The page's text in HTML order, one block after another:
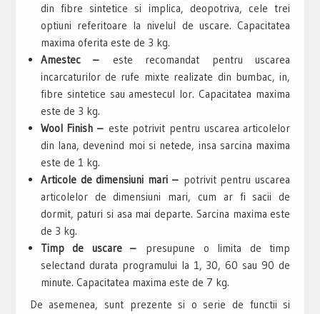
din fibre sintetice si implica, deopotriva, cele trei
optiuni referitoare la nivelul de uscare. Capacitatea
maxima oferita este de 3 kg.
Amestec – este recomandat pentru uscarea
incarcaturilor de rufe mixte realizate din bumbac, in,
fibre sintetice sau amestecul lor. Capacitatea maxima
este de 3 kg.
Wool Finish – este potrivit pentru uscarea articolelor
din lana, devenind moi si netede, insa sarcina maxima
este de 1 kg.
Articole de dimensiuni mari – potrivit pentru uscarea
articolelor de dimensiuni mari, cum ar fi sacii de
dormit, paturi si asa mai departe. Sarcina maxima este
de 3 kg.
Timp de uscare –presupune o limita de timp
selectand durata programului la 1, 30, 60 sau 90 de
minute. Capacitatea maxima este de 7 kg.
De asemenea, sunt prezente si o serie de functii si